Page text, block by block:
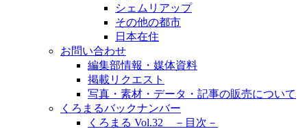
シェムリアップ
その他の都市
日本在住
お問い合わせ
編集部情報・媒体資料
掲載リクエスト
写真・素材・データ・記事の販売について
くろまるバックナンバー
くろまる Vol.32 －目次－